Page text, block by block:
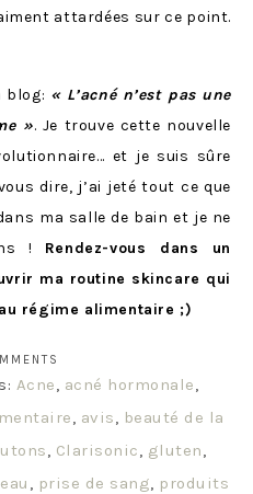
attardées sur ce point.
blog: « L’acné n’est pas une
». Je trouve cette nouvelle
et je suis sûre
dire, j’ai jeté tout ce que
ma salle de bain et je ne
! Rendez-vous dans un
ma routine skincare qui
régime alimentaire ;)
Acne acné hormonale
avis
beauté de la
Clarisonic gluten
prise de sang
produits